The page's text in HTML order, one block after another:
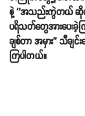
နဲ့ ''အသည်းကွဲတယ် ဆိုတ
ပရိသတ်တွေအားပေးခဲ့
ချစ်တာ အမှား'' သီခ
ကြပါတယ်။